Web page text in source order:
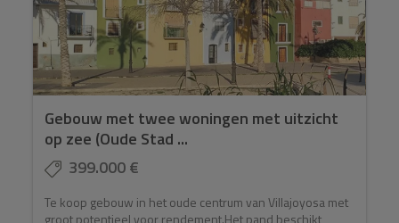
Gebouw met twee woningen met uitzicht
op zee (Oude Stad ...
399.000 €
Te koop gebouw in het oude centrum van Villajoyosa met
groot potentieel voor rendement.Het pand beschikt